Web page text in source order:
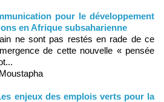
pour le développement
en Afrique subsaharienne
ne sont pas restés en rade de ce
de cette nouvelle « pensée
enjeux des emplois verts pour la